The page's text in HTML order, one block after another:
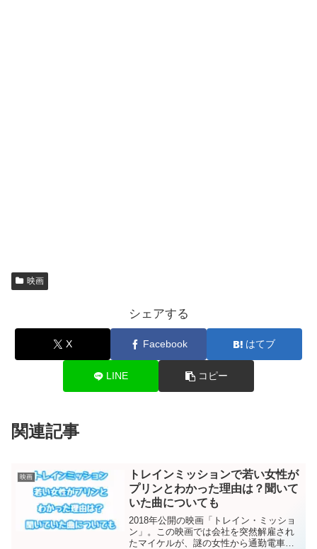
映画
シェアする
X Facebook はてブ
LINE コピー
関連記事
映画
トレインミッションで若い女性が
プリンとわかった理由は？聞いて
いた曲についても
2018年公開の映画「トレイン・ミッショ
ン」。この映画では会社を突然解雇され
たマイケルが、謎の女性から通勤電車内